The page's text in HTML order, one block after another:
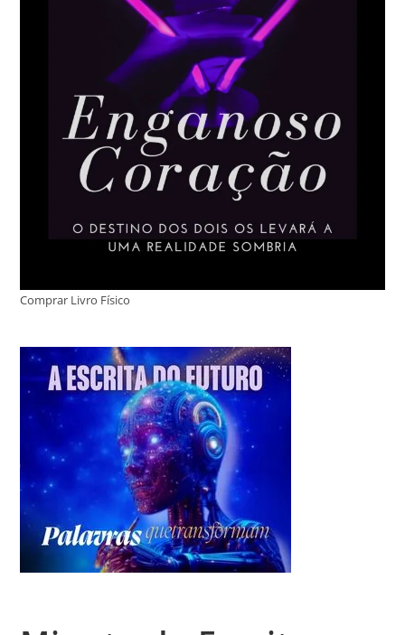
Comprar Livro Físico